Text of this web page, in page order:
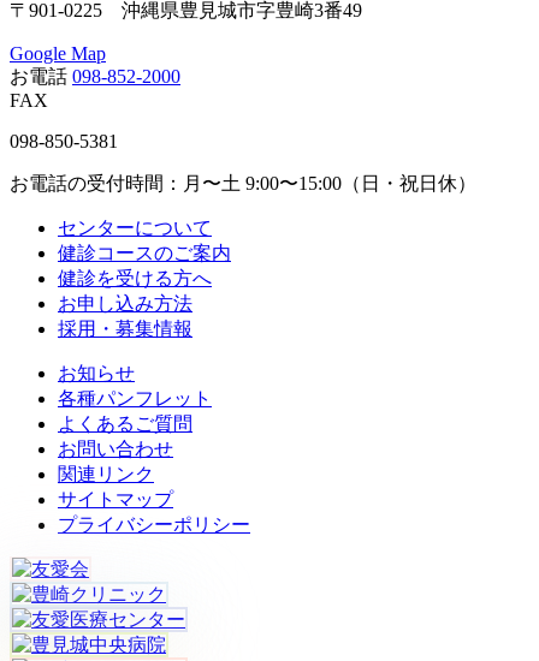
〒901-0225 沖縄県豊見城市字豊崎3番49
Google Map
お電話 098-852-2000
FAX
098-850-5381
お電話の受付時間：月〜土 9:00〜15:00（日・祝日休）
センターについて
健診コースのご案内
健診を受ける方へ
お申し込み方法
採用・募集情報
お知らせ
各種パンフレット
よくあるご質問
お問い合わせ
関連リンク
サイトマップ
プライバシーポリシー